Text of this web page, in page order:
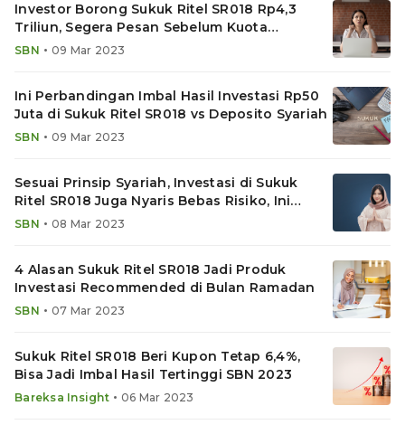
Investor Borong Sukuk Ritel SR018 Rp4,3
Triliun, Segera Pesan Sebelum Kuota
Kehabisan!
SBN • 09 Mar 2023
Ini Perbandingan Imbal Hasil Investasi Rp50
Juta di Sukuk Ritel SR018 vs Deposito Syariah
SBN • 09 Mar 2023
Sesuai Prinsip Syariah, Investasi di Sukuk
Ritel SR018 Juga Nyaris Bebas Risiko, Ini
Penjelasannya
SBN • 08 Mar 2023
4 Alasan Sukuk Ritel SR018 Jadi Produk
Investasi Recommended di Bulan Ramadan
SBN • 07 Mar 2023
Sukuk Ritel SR018 Beri Kupon Tetap 6,4%,
Bisa Jadi Imbal Hasil Tertinggi SBN 2023
Bareksa Insight • 06 Mar 2023